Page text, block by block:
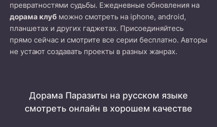
превратностями судьбы. Ежедневные обновления на
дорама клуб можно смотреть на iphone, android,
планшетах и других гаджетах. Присоединяйтесь
прямо сейчас и смотрите все серии бесплатно. Авторы
не устают создавать проекты в разных жанрах.
Дорама Паразиты на русском языке
смотреть онлайн в хорошем качестве